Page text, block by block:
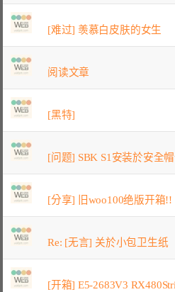
[难过] 羡慕白皮肤的女生
阅读文章
[黑特]
[问题] SBK S1安装於安全
[分享] 旧woo100绝版开箱!!
Re: [无言] 关於小包卫生纸
[开箱] E5-2683V3